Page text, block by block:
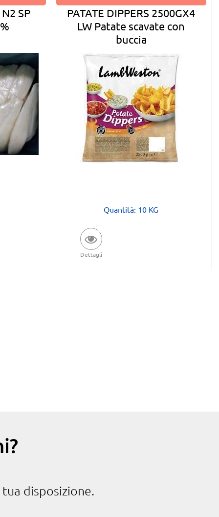
SP
PATATE DIPPERS 2500GX4
LW Patate scavate con
buccia
Quantità: 10 KG
Dettagli
disposizione.